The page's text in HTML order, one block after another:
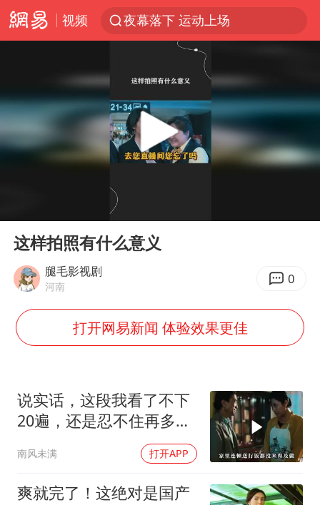
视频
汪峰阻止14岁女儿买大牌
立秋的仪式感
改名后的“青海拉面”店
男子杀人后逃进深山21年活得像野人
985博士后被曝在妻子孕期出轨后续
粉笔教育发布“自曝式”公开信
OpenAI为免费用户升级GPT-5.6 Luna
如何把百年大党建设得更加坚强有力？
Play
这样拍照有什么意义
腿毛影视剧
河南 0
打开网易新闻 体验效果更佳
说实话，这段我看了不下
20遍，还是忍不住再多看
南风未满 打开APP
爽就完了！这绝对是国产